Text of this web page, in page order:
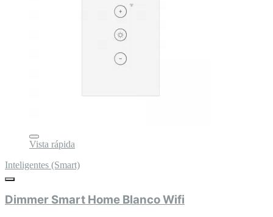
Vista rápida
Inteligentes (Smart)
Dimmer Smart Home Blanco Wifi